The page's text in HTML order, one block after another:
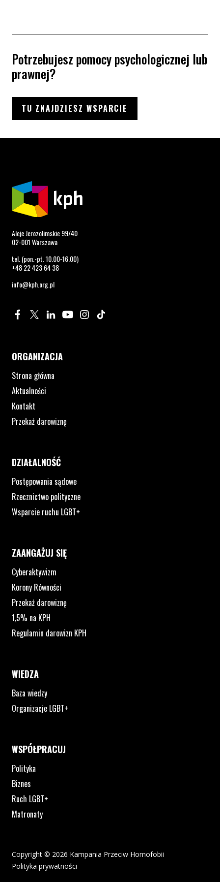
Potrzebujesz pomocy psychologicznej lub
prawnej?
TU ZNAJDZIESZ WSPARCIE
Aleje Jerozolimskie 99/40
02-001 Warszawa
tel. (pon.-pt. 10.00-16.00)
+48 22 423 64 38
info@kph.org.pl
Profil na Facebook. Strona otwiera się w nowym oknie.
Profil na Twitter. Strona otwiera się w nowym oknie.
Profil na LinkedIn. Strona otwiera się w nowym oknie.
Profil na YouTube. Strona otwiera się w nowym
Profil na Instagram. Strona otwiera się
ORGANIZACJA
Strona główna
Aktualności
Kontakt
Przekaż darowiznę
DZIAŁALNOŚĆ
Postępowania sądowe
Rzecznictwo polityczne
Wsparcie ruchu LGBT+
ZAANGAŻUJ SIĘ
Cyberaktywizm
Korony Równości
Przekaż darowiznę
1,5% na KPH
Regulamin darowizn KPH
WIEDZA
Baza wiedzy
Organizacje LGBT+
WSPÓŁPRACUJ
Polityka
Biznes
Ruch LGBT+
Matronaty
Copyright © 2026 Kampania Przeciw Homofobii
Polityka prywatności